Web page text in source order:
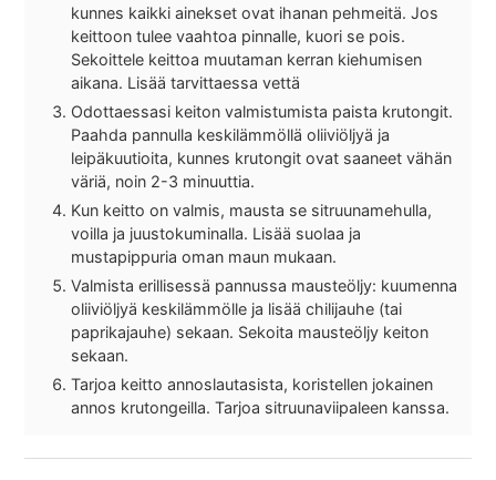
kunnes kaikki ainekset ovat ihanan pehmeitä. Jos
keittoon tulee vaahtoa pinnalle, kuori se pois.
Sekoittele keittoa muutaman kerran kiehumisen
aikana. Lisää tarvittaessa vettä
Odottaessasi keiton valmistumista paista krutongit.
Paahda pannulla keskilämmöllä oliiviöljyä ja
leipäkuutioita, kunnes krutongit ovat saaneet vähän
väriä, noin 2-3 minuuttia.
Kun keitto on valmis, mausta se sitruunamehulla,
voilla ja juustokuminalla. Lisää suolaa ja
mustapippuria oman maun mukaan.
Valmista erillisessä pannussa mausteöljy: kuumenna
oliiviöljyä keskilämmölle ja lisää chilijauhe (tai
paprikajauhe) sekaan. Sekoita mausteöljy keiton
sekaan.
Tarjoa keitto annoslautasista, koristellen jokainen
annos krutongeilla. Tarjoa sitruunaviipaleen kanssa.